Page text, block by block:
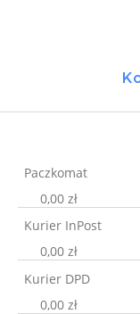
Cena nie
Paczkomat
0,00 zł
Kurier InPost
0,00 zł
Kurier DPD
0,00 zł